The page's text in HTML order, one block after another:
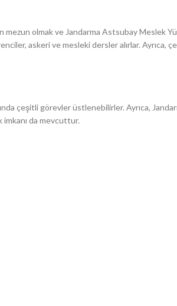
olmak ve Jandarma Astsubay Meslek
askeri ve mesleki dersler alırlar. Ayrıca,
çeşitli görevler üstlenebilirler. Ayrıca,
da mevcuttur.